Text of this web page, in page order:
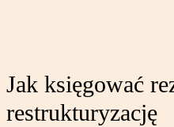
Jak księgować
restrukturyzację